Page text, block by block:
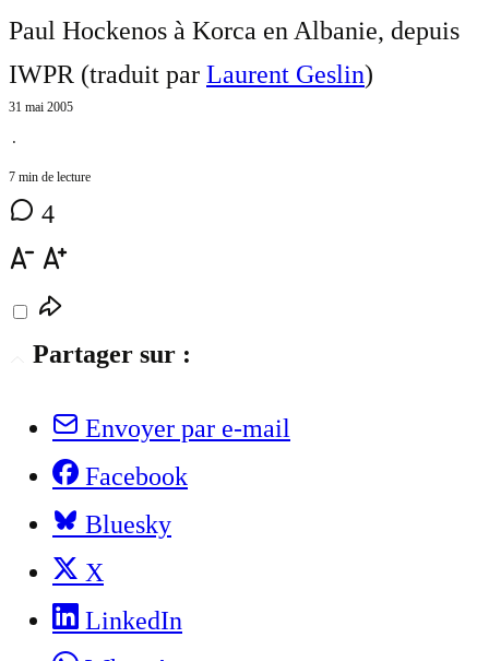
Paul Hockenos à Korca en Albanie, depuis
IWPR (traduit par Laurent Geslin)
31 mai 2005
⋅
7 min de lecture
4
Partager sur :
Envoyer par e-mail
Facebook
Bluesky
X
LinkedIn